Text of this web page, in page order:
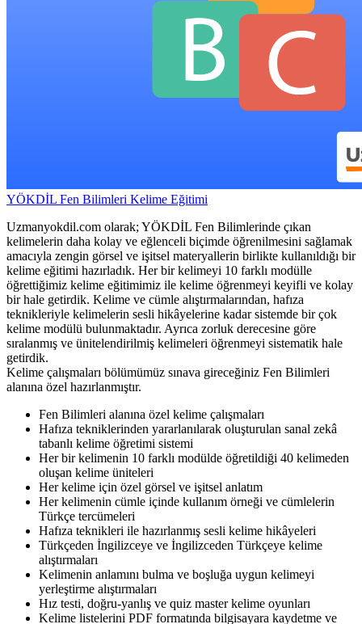
YÖKDİL Fen Bilimleri Kelime Eğitimi
Uzmanyokdil.com olarak; YÖKDİL Fen Bilimlerinde çıkan
kelimelerin daha kolay ve eğlenceli biçimde öğrenilmesini sağlamak
amacıyla zengin görsel ve işitsel materyallerin birlikte kullanıldığı bir
kelime eğitimi hazırladık. Her bir kelimeyi 10 farklı modülle
öğrettiğimiz kelime eğitimimiz ile kelime öğrenmeyi keyifli ve kolay
bir hale getirdik. Kelime ve cümle alıştırmalarından, hafıza
teknikleriyle kelimelerin sesli hikâyelerine kadar sistemde bir çok
kelime modülü bulunmaktadır. Ayrıca zorluk derecesine göre
sıralanmış ve ünitelendirilmiş kelimeleri öğrenmeyi sistematik hale
getirdik.
Kelime çalışmaları bölümümüz sınava gireceğiniz Fen Bilimleri
alanına özel hazırlanmıştır.
Fen Bilimleri alanına özel kelime çalışmaları
Hafıza tekniklerinden yararlanılarak oluşturulan sanal zekâ
tabanlı kelime öğretimi sistemi
Her bir kelimenin 10 farklı modülde öğretildiği 40 kelimeden
oluşan kelime üniteleri
Her kelime için özel görsel ve işitsel anlatım
Her kelimenin cümle içinde kullanım örneği ve cümlelerin
Türkçe tercümeleri
Hafıza teknikleri ile hazırlanmış sesli kelime hikâyeleri
Türkçeden İngilizceye ve İngilizceden Türkçeye kelime
alıştırmaları
Kelimenin anlamını bulma ve boşluğa uygun kelimeyi
yerleştirme alıştırmaları
Hız testi, doğru-yanlış ve quiz master kelime oyunları
Kelime listelerini PDF formatında bilgisayara kaydetme ve